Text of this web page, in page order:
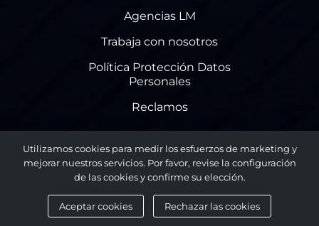
Agencias LM
Trabaja con nosotros
Política Protección Datos
Personales
Reclamos
Ubícanos:
Utilizamos cookies para medir los esfuerzos de marketing y
mejorar nuestros servicios. Por favor, revise la configuración
de las cookies y confirme su elección.
Aceptar cookies Rechazar las cookies